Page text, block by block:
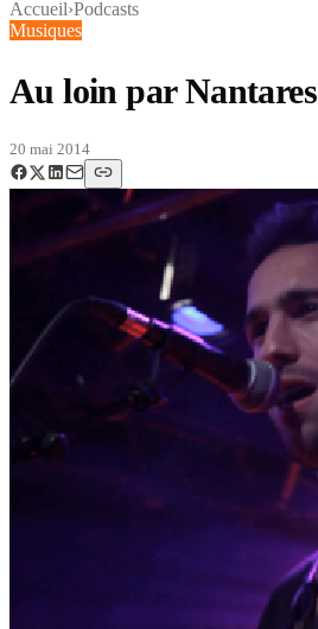
Accueil›Podcasts
Musiques
Au loin par Nantares
20 mai 2014